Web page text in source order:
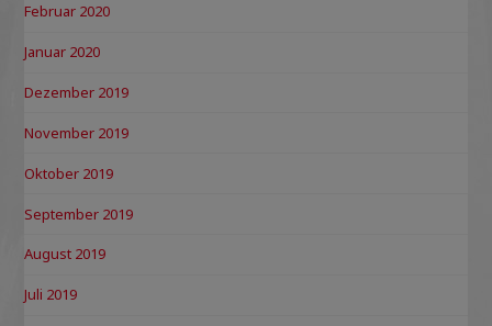
Februar 2020
Januar 2020
Dezember 2019
November 2019
Oktober 2019
September 2019
August 2019
Juli 2019